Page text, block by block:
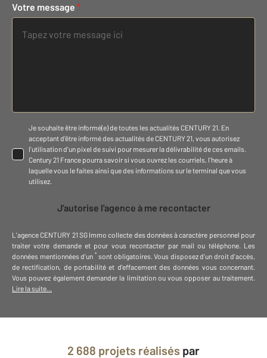
Votre message *
Je souhaite être informé(e) de toutes les actualités CENTURY 21. En
acceptant d'être informé des actualités de CENTURY 21, vous autorisez
l'utilisation d'un pixel de suivi pour mesurer la délivrabilité de ces emails.
Century 21 France pourra savoir si vous ouvrez les courriels, l'heure à
laquelle vous le faites ainsi que des informations sur le terminal que vous
utilisez.
J'autorise l'agence à me recontacter
L'agence CENTURY 21 SG Immo collecte des données à caractère personnel pour
traiter votre demande et pour vous recontacter par mail ou téléphone. Les
données mentionnées d'un * sont obligatoires. Vous disposez d'un droit d'accès,
de rectification, de portabilité et d'effacement des données vous concernant.
Vous pouvez également demander la limitation ou vous opposer au traitement.
Lire la suite...
2 688 projets réalisés par